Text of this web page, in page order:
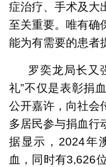
症治疗、手术及大
至关重要。唯有确
能为有需要的患者
罗奕龙局长又
礼”不仅是表彰捐
公开嘉许，向社会
多居民参与捐血行
据显示，2024年
血，同时有3,626